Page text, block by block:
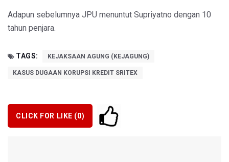
Adapun sebelumnya JPU menuntut Supriyatno dengan 10
tahun penjara.
TAGS: KEJAKSAAN AGUNG (KEJAGUNG)
KASUS DUGAAN KORUPSI KREDIT SRITEX
CLICK FOR LIKE (0)